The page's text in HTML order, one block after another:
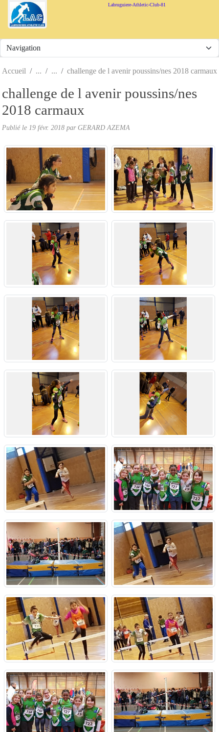
Labruguiere-Athletic-Club-81
Accueil challenge de l avenir poussins/nes 2018 carmaux
challenge de l avenir poussins/nes
2018 carmaux
Publié le 19 févr. 2018 parGERARD AZEMA
Panneau de gestion des cookies